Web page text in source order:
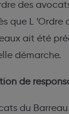
des
que L ’Ordre
ait été
démarche.
de
du